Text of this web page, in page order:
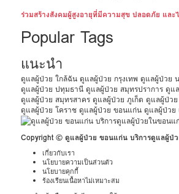
ร่วมสร้างสังคมผู้สูงอายุที่มีความสุข ปลอดภัย แล
Popular Tags
แนะนำ
ดูแลผู้ป่วย ใกล้ฉัน ดูแลผู้ป่วย กรุงเทพ ดูแลผู้ป่วย
ดูแลผู้ป่วย ปทุมธานี ดูแลผู้ป่วย สมุทรปราการ ดูแ
ดูแลผู้ป่วย สมุทรสาคร ดูแลผู้ป่วย ภูเก็ต ดูแลผู้ป่วย
ดูแลผู้ป่วย โคราช ดูแลผู้ป่วย ขอนแก่น ดูแลผู้ป่วย
Copyright © ดูแลผู้ป่วย ขอนแก่น บริการดูแลผู้ป่
เกี่ยวกับเรา
นโยบายความเป็นส่วนตัว
นโยบายคุกกี้
ร้องเรียนเนื้อหาไม่เหมาะสม